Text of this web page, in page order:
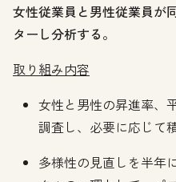
女性従業員と男性従業員が
ターし分析する。
取り組み内容
女性と男性の昇進率、
調査し、必要に応じて
多様性の見直しを半年